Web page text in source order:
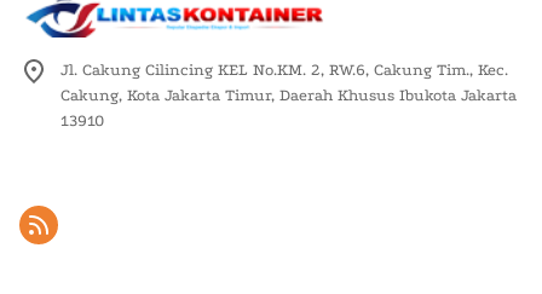
Jl. Cakung Cilincing KEL No.KM. 2, RW.6, Cakung Tim., Kec.
Cakung, Kota Jakarta Timur, Daerah Khusus Ibukota Jakarta
13910